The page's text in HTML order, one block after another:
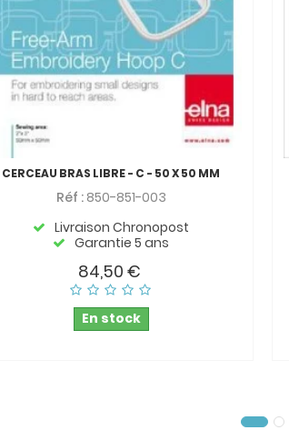
CERCEAU BRAS LIBRE - C - 50 X 50 MM
Réf :850-851-003
Livraison Chronopost
Garantie 5 ans
84,50 €
En stock